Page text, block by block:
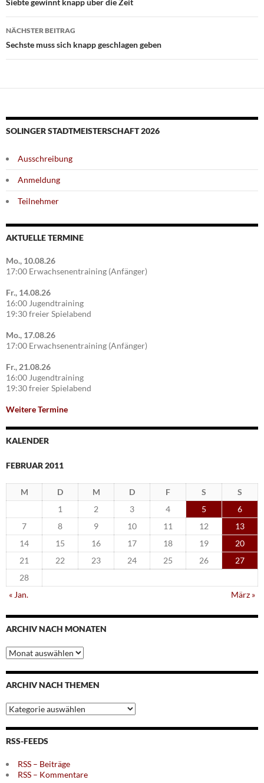
Siebte gewinnt knapp über die Zeit
NÄCHSTER BEITRAG
Sechste muss sich knapp geschlagen geben
SOLINGER STADTMEISTERSCHAFT 2026
Ausschreibung
Anmeldung
Teilnehmer
AKTUELLE TERMINE
Mo., 10.08.26
17:00 Erwachsenentraining (Anfänger)
Fr., 14.08.26
16:00 Jugendtraining
19:30 freier Spielabend
Mo., 17.08.26
17:00 Erwachsenentraining (Anfänger)
Fr., 21.08.26
16:00 Jugendtraining
19:30 freier Spielabend
Weitere Termine
KALENDER
FEBRUAR 2011
M D M D F S
S
1
2 3 4 5
6
7
8 9 10 11 12
13
14
15 16 17 18 19
20
21
22 23 24 25 26
27
28
« Jan.
März »
ARCHIV NACH MONATEN
Archiv
nach
Monaten
ARCHIV NACH THEMEN
Archiv
nach
Themen
RSS-FEEDS
RSS – Beiträge
RSS – Kommentare